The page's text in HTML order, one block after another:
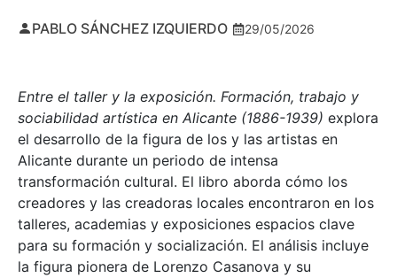
PABLO SÁNCHEZ IZQUIERDO 29/05/2026
Entre el taller y la exposición. Formación, trabajo y
sociabilidad artística en Alicante (1886-1939) explora
el desarrollo de la figura de los y las artistas en
Alicante durante un periodo de intensa
transformación cultural. El libro aborda cómo los
creadores y las creadoras locales encontraron en los
talleres, academias y exposiciones espacios clave
para su formación y socialización. El análisis incluye
la figura pionera de Lorenzo Casanova y su